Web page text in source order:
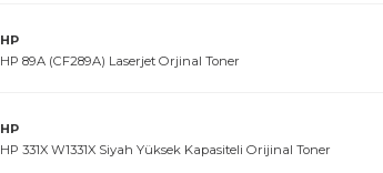
HP
HP 89A (CF289A) Laserjet Orjinal Toner
HP
HP 331X W1331X Siyah Yüksek Kapasiteli Orijinal Toner